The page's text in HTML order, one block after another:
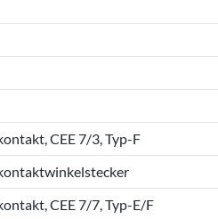
CEE 7/3, Typ-F
CEE 7/7, Typ-E/F